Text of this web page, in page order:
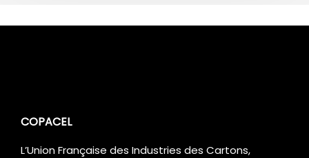
COPACEL
L’Union Française des Industries des Cartons,